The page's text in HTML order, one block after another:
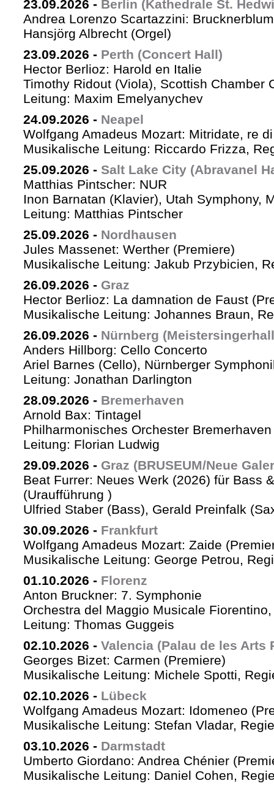
23.09.2026 - Berlin (Kathedrale St.
Andrea Lorenzo Scartazzini:
Hansjörg Albrecht (Orgel)
23.09.2026 - Perth (Concert Hall)
Hector Berlioz: Harold en Italie
Timothy Ridout (Viola), Scottish Chamber
Leitung: Maxim Emelyanychev
24.09.2026 - Neapel
Wolfgang Amadeus Mozart: Mitridate, re
Musikalische Leitung: Riccardo Frizza,
25.09.2026 - Salt Lake City (Abravanel
Matthias Pintscher: NUR
Inon Barnatan (Klavier), Utah Symphony,
Leitung: Matthias Pintscher
25.09.2026 - Nordhausen
Jules Massenet: Werther (Premiere)
Musikalische Leitung: Jakub Przybicien,
26.09.2026 - Graz
Hector Berlioz: La damnation de Faust
Musikalische Leitung: Johannes Braun,
26.09.2026 - Nürnberg
Anders Hillborg: Cello Concerto
Ariel Barnes (Cello), Nürnberger
Leitung: Jonathan Darlington
28.09.2026 - Bremerhaven
Arnold Bax: Tintagel
Philharmonisches Orchester
Leitung: Florian Ludwig
29.09.2026 - Graz (BRUSEUM/Neue
Beat Furrer: Neues Werk (2026) für Bass
(Uraufführung )
Ulfried Staber (Bass), Gerald Preinfalk
30.09.2026 - Frankfurt
Wolfgang Amadeus Mozart: Zaide
Musikalische Leitung: George Petrou,
01.10.2026 - Florenz
Anton Bruckner: 7. Symphonie
Orchestra del Maggio Musicale
Leitung: Thomas Guggeis
02.10.2026 - Valencia (Palau de les Arts
Georges Bizet: Carmen (Premiere)
Musikalische Leitung: Michele Spotti,
02.10.2026 - Lübeck
Wolfgang Amadeus Mozart: Idomeneo
Musikalische Leitung: Stefan Vladar,
03.10.2026 - Darmstadt
Umberto Giordano: Andrea Chénier
Musikalische Leitung: Daniel Cohen,